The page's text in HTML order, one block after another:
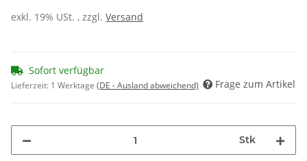
exkl. 19% USt. , zzgl. Versand
Sofort verfügbar
Lieferzeit: 1 Werktage (DE - Ausland abweichend) Frage zum Artikel
Stk